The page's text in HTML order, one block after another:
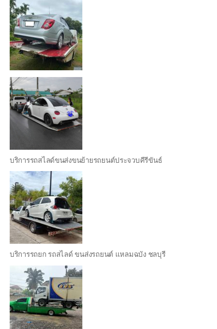
บริการรถสไลด์ขนส่งขนย้ายรถยนต์ประจวบคีรีขันธ์
บริการรถยก รถสไลด์ ขนส่งรถยนต์ แหลมฉบัง ชลบุรี